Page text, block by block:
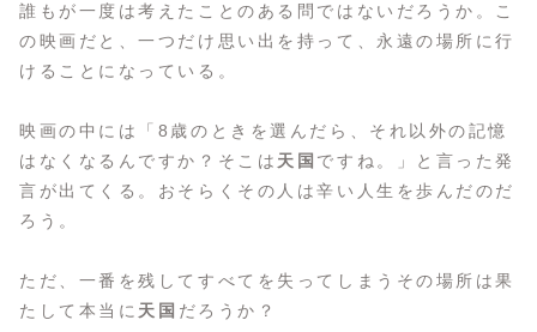
誰もが一度は考えたことのある問ではないだろうか。こ
の映画だと、一つだけ思い出を持って、永遠の場所に行
けることになっている。
映画の中には「8歳のときを選んだら、それ以外の記憶
はなくなるんですか？そこは 天国 ですね。」と言った発
言が出てくる。おそらくその人は辛い人生を歩んだのだ
ろう。
ただ、一番を残してすべてを失ってしまうその場所は果
たして本当に 天国 だろうか？